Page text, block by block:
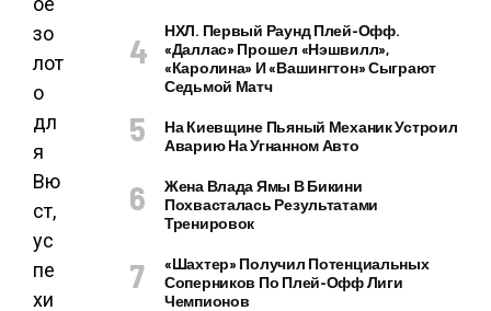
НХЛ. Первый Раунд Плей-Офф.
«Даллас» Прошел «Нэшвилл»,
«Каролина» И «Вашингтон» Сыграют
Седьмой Матч
На Киевщине Пьяный Механик Устроил
Аварию На Угнанном Авто
Жена Влада Ямы В Бикини
Похвасталась Результатами
Тренировок
«Шахтер» Получил Потенциальных
Соперников По Плей-Офф Лиги
Чемпионов